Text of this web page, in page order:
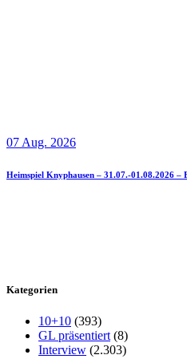
07 Aug. 2026
Heimspiel Knyphausen – 31.07.-01.08.2026
Kategorien
10+10 (393)
GL präsentiert (8)
Interview (2.303)